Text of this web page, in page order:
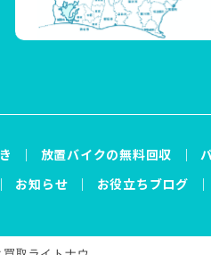
放置バイクの無料回収
お知らせ お役立ちブログ